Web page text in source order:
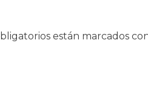
están marcados